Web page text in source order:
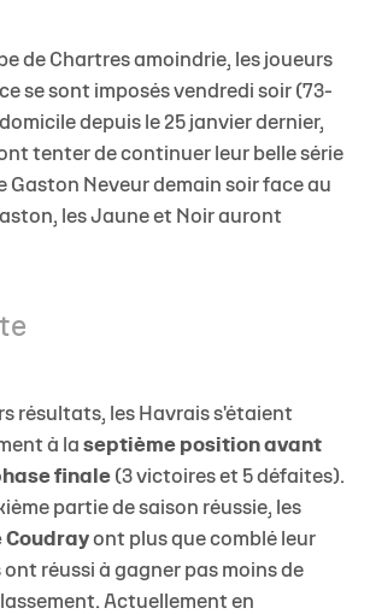
de Chartres amoindrie, les joueurs
se sont imposés vendredi soir (73-
depuis le 25 janvier dernier,
tenter de continuer leur belle série
Gaston Neveur demain soir face au
les Jaune et Noir auront
résultats, les Havrais s'étaient
à la septième position avant
finale (3 victoires et 5 défaites).
partie de saison réussie, les
Coudray ont plus que comblé leur
réussi à gagner pas moins de
Actuellement en